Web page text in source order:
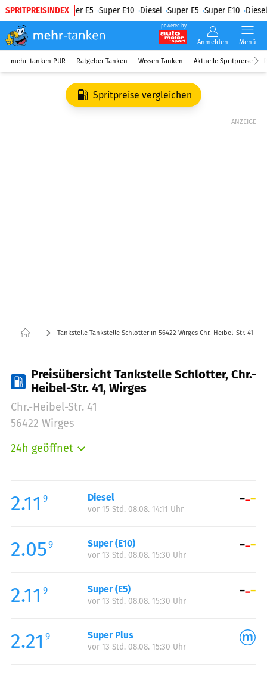
SPRITPREISINDEX
Diesel Super E5 Super E10 Diesel Super E5 Super E10 Diesel
powered by
Anmelden Menü
mehr-tanken PUR Ratgeber Tanken Wissen Tanken Aktuelle Spritpreise
Spritpreise vergleichen
ANZEIGE
Tankstelle Tankstelle Schlotter in 56422 Wirges Chr.-Heibel-Str. 41
Preisübersicht Tankstelle Schlotter, Chr.-
Heibel-Str. 41, Wirges
Chr.-Heibel-Str. 41
56422 Wirges
24h geöffnet
Mittwoch:
00:00-24:00
Donnerstag:
Samstag:
00:00-24:00
Sonntag:
2.11 9 Diesel
vor 15 Std. 08.08. 14:11 Uhr
2.059 Super (E10)
vor 13 Std. 08.08. 15:30 Uhr
2.11 9 Super (E5)
vor 13 Std. 08.08. 15:30 Uhr
2.21 9 Super Plus
vor 13 Std. 08.08. 15:30 Uhr